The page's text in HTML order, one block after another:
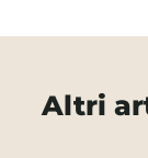
Altri